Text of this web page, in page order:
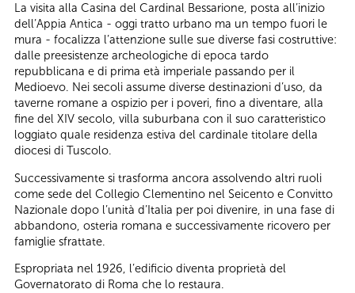
La visita alla Casina del Cardinal Bessarione, posta all’inizio
dell’Appia Antica - oggi tratto urbano ma un tempo fuori le
mura - focalizza l’attenzione sulle sue diverse fasi costruttive:
dalle preesistenze archeologiche di epoca tardo
repubblicana e di prima età imperiale passando per il
Medioevo. Nei secoli assume diverse destinazioni d’uso, da
taverne romane a ospizio per i poveri, fino a diventare, alla
fine del XIV secolo, villa suburbana con il suo caratteristico
loggiato quale residenza estiva del cardinale titolare della
diocesi di Tuscolo.
Successivamente si trasforma ancora assolvendo altri ruoli
come sede del Collegio Clementino nel Seicento e Convitto
Nazionale dopo l’unità d’Italia per poi divenire, in una fase di
abbandono, osteria romana e successivamente ricovero per
famiglie sfrattate.
Espropriata nel 1926, l’edificio diventa proprietà del
Governatorato di Roma che lo restaura.